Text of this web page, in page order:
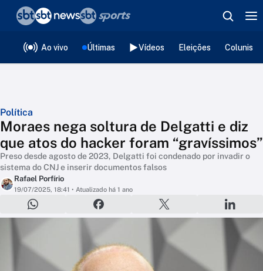
Ao vivo Últimas Vídeos Eleições
Política
Moraes nega soltura de Delgatti e diz
que atos do hacker foram “gravíssimos”
Preso desde agosto de 2023, Delgatti foi condenado por invadir o
sistema do CNJ e inserir documentos falsos
Rafael Porfírio
19/07/2025, 18:41 • Atualizado há 1 ano
❮voltar
Editorias